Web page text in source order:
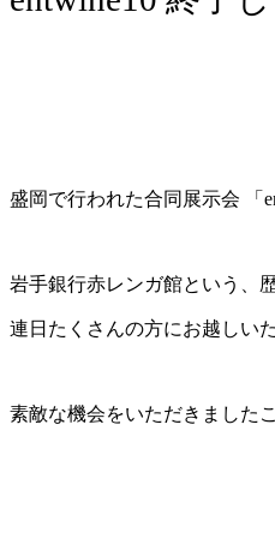
盛岡で行われた合同展示会 「
岩手銀行赤レンガ館という、
連日たくさんの方にお越しい
素敵な機会をいただきました